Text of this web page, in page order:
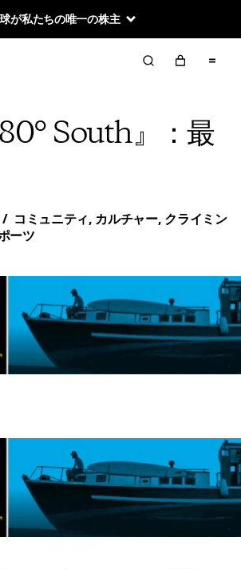
が私たちの唯一の株主
South』：最
/ コミュニティ, カルチャー, クライミン
ーツ